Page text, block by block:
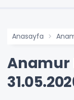
Anasayfa
Anamur